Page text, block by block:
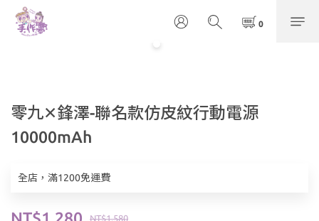
零九✕鋒澤-聯名款仿皮紋行動電源
10000mAh
全店，滿1200免運費
NT$1,580